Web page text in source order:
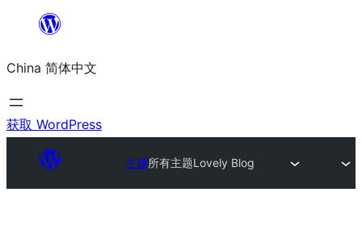
内
容
China 简体中文
获取 WordPress
主题所有主题Lovely Blog